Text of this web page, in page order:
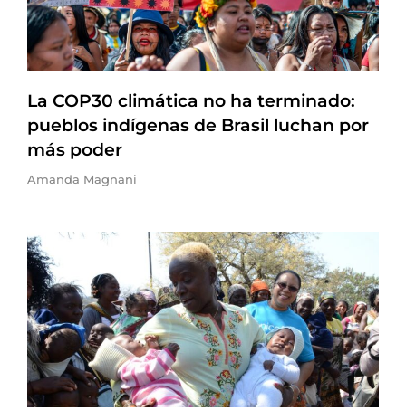
La COP30 climática no ha terminado:
pueblos indígenas de Brasil luchan por
más poder
Amanda Magnani